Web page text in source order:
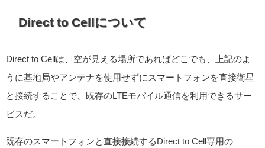
Direct to Cellについて
Direct to Cellは、空が見える場所であればどこでも、上記のよ
うに基地局やアンテナを使用せずにスマートフォンを直接衛星
と接続することで、既存のLTEモバイル通信を利用できるサー
ビスだ。
既存のスマートフォンと直接接続するDirect to Cell専用の